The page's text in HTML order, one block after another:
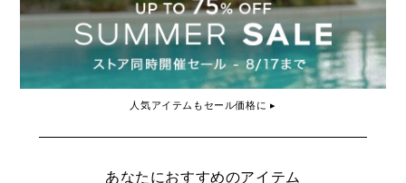
人気アイテムもセール価格に ▸
あなたにおすすめのアイテム